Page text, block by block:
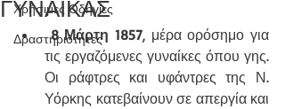
Χρήσιμες Οδηγίες
Δραστηριότητες
ΓΥΝΑΙΚΑΣ
8 Μάρτη 1857, μέρα ορόσημο για
τις εργαζόμενες γυναίκες όπου γης.
Οι ράφτρες και υφάντρες της Ν.
Υόρκης κατεβαίνουν σε απεργία και